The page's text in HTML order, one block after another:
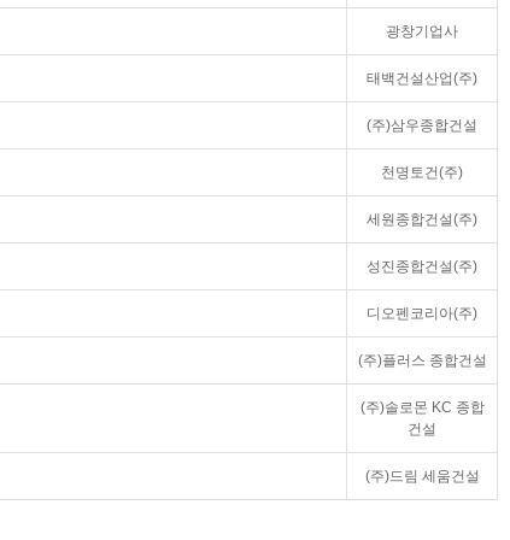
광창기업사
태백건설산업(주)
(주)삼우종합건설
천명토건(주)
세원종합건설(주)
성진종합건설(주)
디오펜코리아(주)
(주)플러스 종합건설
(주)솔로몬 KC 종합
건설
(주)드림 세움건설